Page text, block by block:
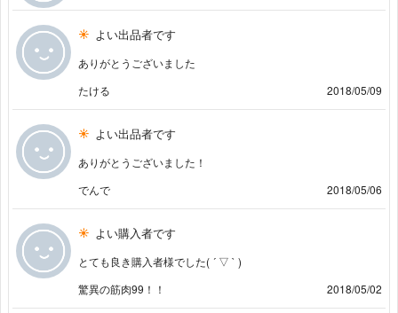
よい出品者です
ありがとうございました
たける
2018/05/09
よい出品者です
ありがとうございました！
でんで
2018/05/06
よい購入者です
とても良き購入者様でした( ´ ▽ ` )
驚異の筋肉99！！
2018/05/02